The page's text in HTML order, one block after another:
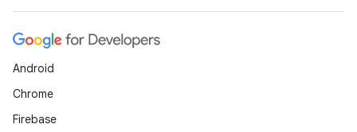
Android
Chrome
Firebase